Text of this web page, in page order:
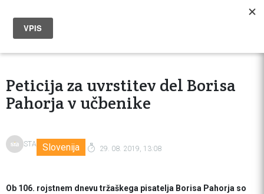
Peticija za uvrstitev del Borisa
Pahorja v učbenike
STA Slovenija 29. 08. 2019, 13:08
Ob 106. rojstnem dnevu tržaškega pisatelja Borisa Pahorja so